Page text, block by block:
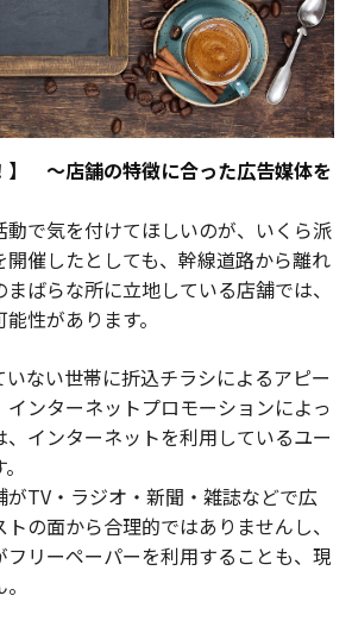
】 ～店舗の特徴に合った広告媒体を
で気を付けてほしいのが、いくら派
催したとしても、幹線道路から離れ
ばらな所に立地している店舗では、
性があります。
いない世帯に折込チラシによるアピー
ンターネットプロモーションによっ
インターネットを利用しているユー
がTV・ラジオ・新聞・雑誌などで広
の面から合理的ではありませんし、
リーペーパーを利用することも、現